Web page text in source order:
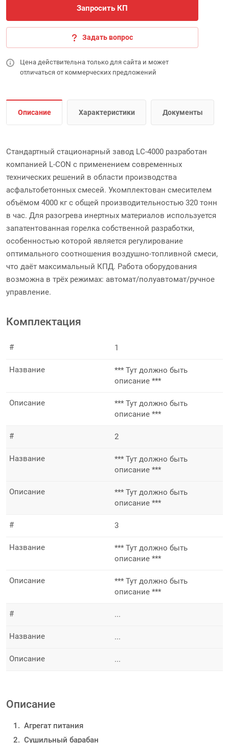
Запросить КП
Задать вопрос
Цена действительна только для сайта и может
отличаться от коммерческих предложений
Описание Характеристики Документы
Стандартный стационарный завод LC-4000 разработан
компанией L-CON с применением современных
технических решений в области производства
асфальтобетонных смесей. Укомплектован смесителем
объёмом 4000 кг с общей производительностью 320 тонн
в час. Для разогрева инертных материалов используется
запатентованная горелка собственной разработки,
особенностью которой является регулирование
оптимального соотношения воздушно-топливной смеси,
что даёт максимальный КПД. Работа оборудования
возможна в трёх режимах: автомат/полуавтомат/ручное
управление.
Комплектация
1
#
*** Тут должно быть
описание ***
Название
*** Тут должно быть
описание ***
Описание
2
#
*** Тут должно быть
описание ***
Название
*** Тут должно быть
описание ***
Описание
3
#
*** Тут должно быть
описание ***
Название
*** Тут должно быть
описание ***
Описание
...
#
...
Название
...
Описание
Описание
Агрегат питания
Сушильный барабан